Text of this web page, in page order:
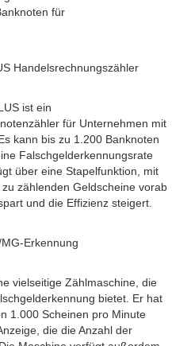
für
Handelsrechnungszähler
ist ein
für Unternehmen mit
kann bis zu 1.200 Banknoten
Falschgelderkennungsrate
über eine Stapelfunktion, mit
zählenden Geldscheine vorab
und die Effizienz steigert.
Erkennung
vielseitige Zählmaschine, die
bietet. Er hat
1.000 Scheinen pro Minute
die die Anzahl der